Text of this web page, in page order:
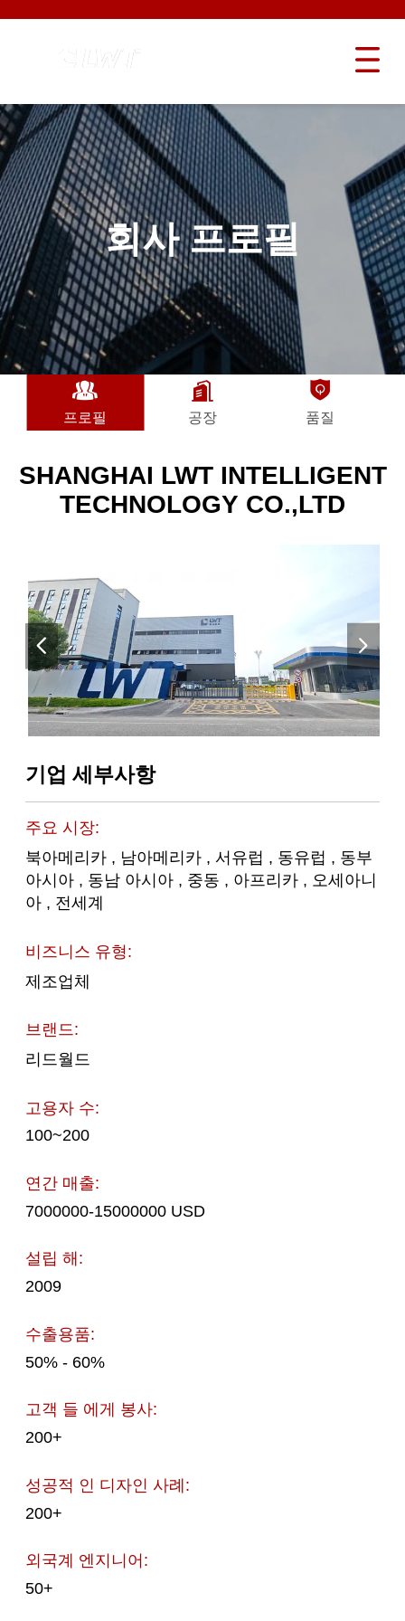
회사 프로필
프로필 공장 품질
SHANGHAI LWT INTELLIGENT
TECHNOLOGY CO.,LTD
기업 세부사항
주요 시장:
북아메리카 , 남아메리카 , 서유럽 , 동유럽 , 동부
아시아 , 동남 아시아 , 중동 , 아프리카 , 오세아니
아 , 전세계
비즈니스 유형:
제조업체
브랜드:
리드월드
고용자 수:
100~200
연간 매출:
7000000-15000000 USD
설립 해:
2009
수출용품:
50% - 60%
고객 들 에게 봉사:
200+
성공적 인 디자인 사례:
200+
외국계 엔지니어:
50+